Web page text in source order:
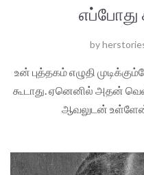
எப்போது
by
உன் புத்தகம் எழுதி
கூடாது. ஏனெனில் அதன்
ஆவலுடன் உள்ளேன்.